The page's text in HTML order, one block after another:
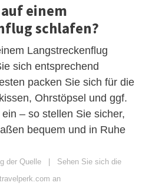
einem
schlafen?
Langstreckenflug
sich entsprechend
packen Sie sich für die
Ohrstöpsel und ggf.
– so stellen Sie sicher,
bequem und in Ruhe
der Quelle | Sehen Sie sich die
an